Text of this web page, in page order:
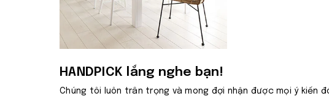
HANDPICK lắng nghe bạn!
Chúng tôi luôn trân trọng và mong đợi nhận được mọi ý kiến